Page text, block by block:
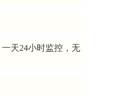
天24小时监控，无